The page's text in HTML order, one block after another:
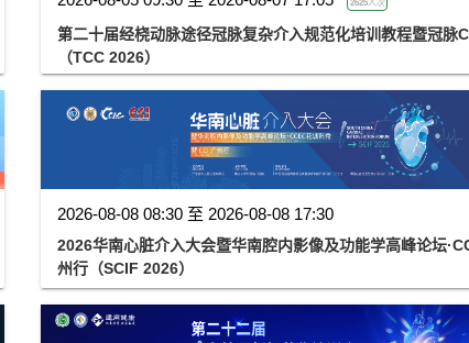
2625人次
第二十届经桡动脉途径冠脉复杂介入规范化培训教程暨冠脉
（TCC 2026）
2026-08-08 08:30 至 2026-08-08 17:30
2026华南心脏介入大会暨华南腔内影像及功能学高峰论坛
州行（SCIF 2026）